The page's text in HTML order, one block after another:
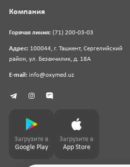
Горячая линия: (71) 200-03-03
Адрес: 100044, г. Ташкент, Сергелийский
район, ул. Безакчилик, д. 18А
E-mail: info@oxymed.uz
Компания
Загрузите в
Google Play
Загрузите в
App Store